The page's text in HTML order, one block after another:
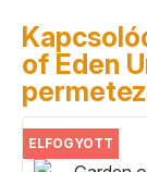
of Eden
ELFOGYOTT